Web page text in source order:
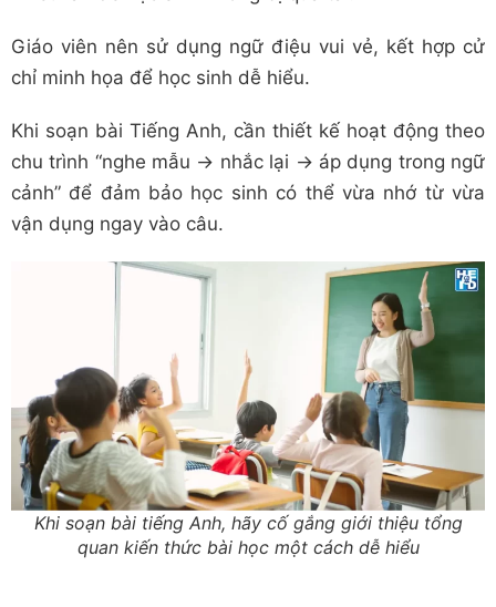
Giáo viên nên sử dụng ngữ điệu vui vẻ, kết hợp cử
chỉ minh họa để học sinh dễ hiểu.
Khi soạn bài Tiếng Anh, cần thiết kế hoạt động theo
chu trình “nghe mẫu → nhắc lại → áp dụng trong ngữ
cảnh” để đảm bảo học sinh có thể vừa nhớ từ vừa
vận dụng ngay vào câu.
Khi soạn bài tiếng Anh, hãy cố gắng giới thiệu tổng
quan kiến thức bài học một cách dễ hiểu